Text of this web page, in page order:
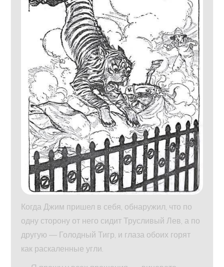
Когда Джим пришел в себя, обнаружил, что по
одну сторону от него сидит Трусливый Лев, а по
другую — Голодный Тигр, и глаза обоих горят
как раскаленные угли.